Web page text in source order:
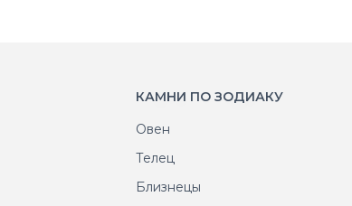
КАМНИ ПО ЗОДИАКУ
Овен
Телец
Близнецы